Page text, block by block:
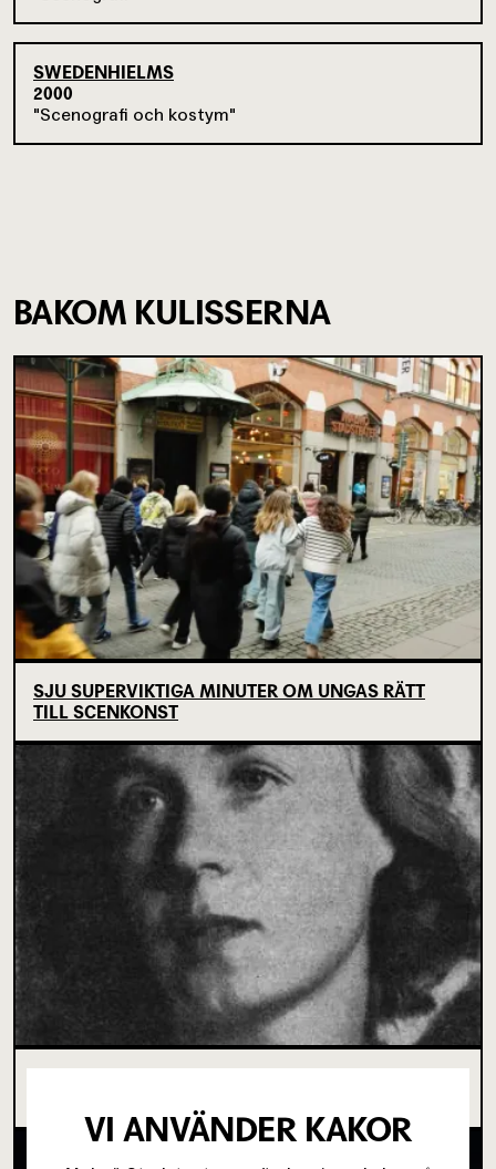
SWEDENHIELMS
2000
Scenografi och kostym
BAKOM KULISSERNA
SJU SUPERVIKTIGA MINUTER OM UNGAS RÄTT
TILL SCENKONST
VI ANVÄNDER KAKOR